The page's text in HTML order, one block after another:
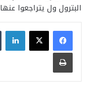
البترول ول يتراجعوا
طباعة